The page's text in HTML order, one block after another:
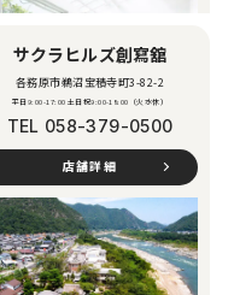
サクラヒルズ創寫舘
各務原市鵜沼宝積寺町3-82-2
平日9:00-17:00 土日祝9:00-18:00（火水休）
TEL 058-379-0500
店舗詳細